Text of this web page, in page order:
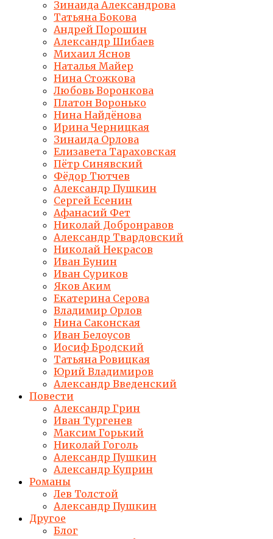
Зинаида Александрова
Татьяна Бокова
Андрей Порошин
Александр Шибаев
Михаил Яснов
Наталья Майер
Нина Стожкова
Любовь Воронкова
Платон Воронько
Нина Найдёнова
Ирина Черницкая
Зинаида Орлова
Елизавета Тараховская
Пётр Синявский
Фёдор Тютчев
Александр Пушкин
Сергей Есенин
Афанасий Фет
Николай Добронравов
Александр Твардовский
Николай Некрасов
Иван Бунин
Иван Суриков
Яков Аким
Екатерина Серова
Владимир Орлов
Нина Саконская
Иван Белоусов
Иосиф Бродский
Татьяна Ровицкая
Юрий Владимиров
Александр Введенский
Повести
Александр Грин
Иван Тургенев
Максим Горький
Николай Гоголь
Александр Пушкин
Александр Куприн
Романы
Лев Толстой
Александр Пушкин
Другое
Блог